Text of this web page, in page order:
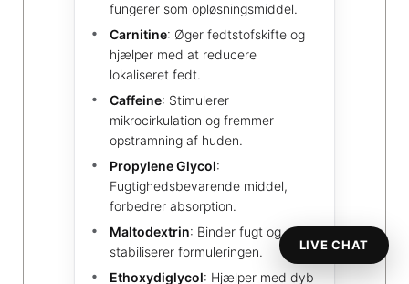
fungerer som opløsningsmiddel.
Carnitine: Øger fedtstofskifte og
hjælper med at reducere
lokaliseret fedt.
Caffeine: Stimulerer
mikrocirkulation og fremmer
opstramning af huden.
Propylene Glycol:
Fugtighedsbevarende middel,
forbedrer absorption.
Maltodextrin: Binder fugt og
stabiliserer formuleringen.
Ethoxydiglycol: Hjælper med dyb
LIVE CHAT